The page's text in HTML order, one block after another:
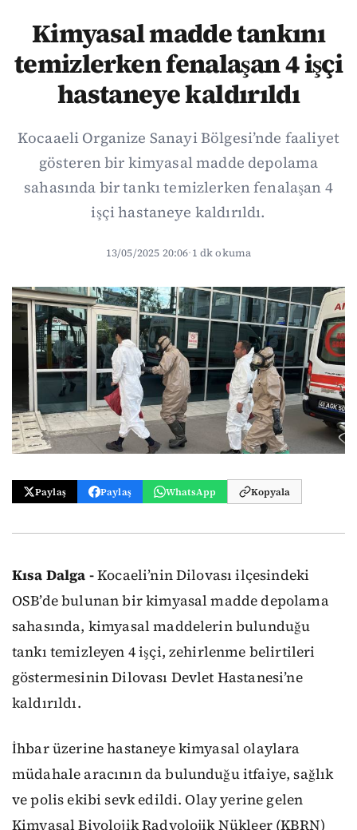
Kimyasal madde tankını
temizlerken fenalaşan 4 işçi
hastaneye kaldırıldı
Kocaaeli Organize Sanayi Bölgesi’nde faaliyet
gösteren bir kimyasal madde depolama
sahasında bir tankı temizlerken fenalaşan 4
işçi hastaneye kaldırıldı.
13/05/2025 20:06·1 dk okuma
Paylaş Paylaş WhatsApp Kopyala
Kısa Dalga -Kocaeli’nin Dilovası ilçesindeki
OSB’de bulunan bir kimyasal madde depolama
sahasında, kimyasal maddelerin bulunduğu
tankı temizleyen 4 işçi, zehirlenme belirtileri
göstermesinin Dilovası Devlet Hastanesi’ne
kaldırıldı.
İhbar üzerine hastaneye kimyasal olaylara
müdahale aracının da bulunduğu itfaiye, sağlık
ve polis ekibi sevk edildi. Olay yerine gelen
Kimyasal Biyolojik Radyolojik Nükleer (KBRN)